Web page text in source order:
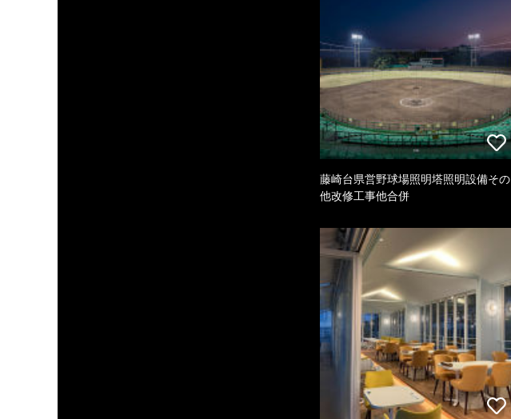
藤崎台県営野球場照明塔照明設備その
他改修工事他合併